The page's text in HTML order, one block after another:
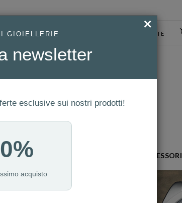
ACCESSO UTENTE
ACCESSORI
×
GIOIELLERIE
newsletter
esclusive sui nostri prodotti!
acquisto